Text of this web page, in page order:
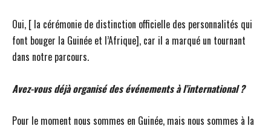
Oui, [ la cérémonie de distinction officielle des personnalités qui
font bouger la Guinée et l’Afrique], car il a marqué un tournant
dans notre parcours.
Avez-vous déjà organisé des événements à l’international ?
Pour le moment nous sommes en Guinée, mais nous sommes à la